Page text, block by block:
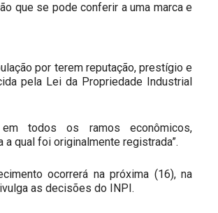
que se pode conferir a uma marca e
por terem reputação, prestígio e
pela Lei da Propriedade Industrial
todos os ramos econômicos,
qual foi originalmente registrada”.
ocorrerá na próxima (16), na
as decisões do INPI.